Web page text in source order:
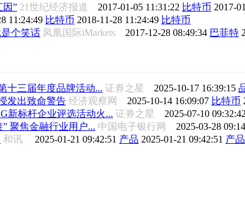
因” 21世纪经济报道 2017-01-05 11:31:22 比特币 2017-
11:24:49 比特币 2018-11-28 11:24:49 比特币
个笑话 凤凰国际iMarkets 2017-12-28 08:49:34 巴菲特
十三届年度品牌活动... 证券之星 2025-10-17 16:39:15
发出致命警告 经济观察网 2025-10-14 16:09:07 比特币
新标杆企业评选活动火... 证券之星 2025-07-10 09:32:42
聚焦金融行业用户... 中国电子银行网 2025-03-28
和讯 2025-01-21 09:42:51 产品 2025-01-21 09:42:51 产品